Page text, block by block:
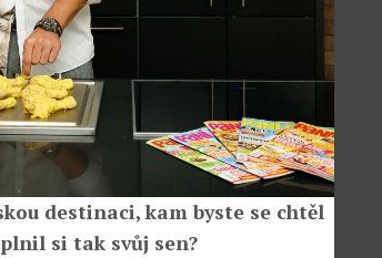
destinaci, kam byste se chtěl
si tak svůj sen?